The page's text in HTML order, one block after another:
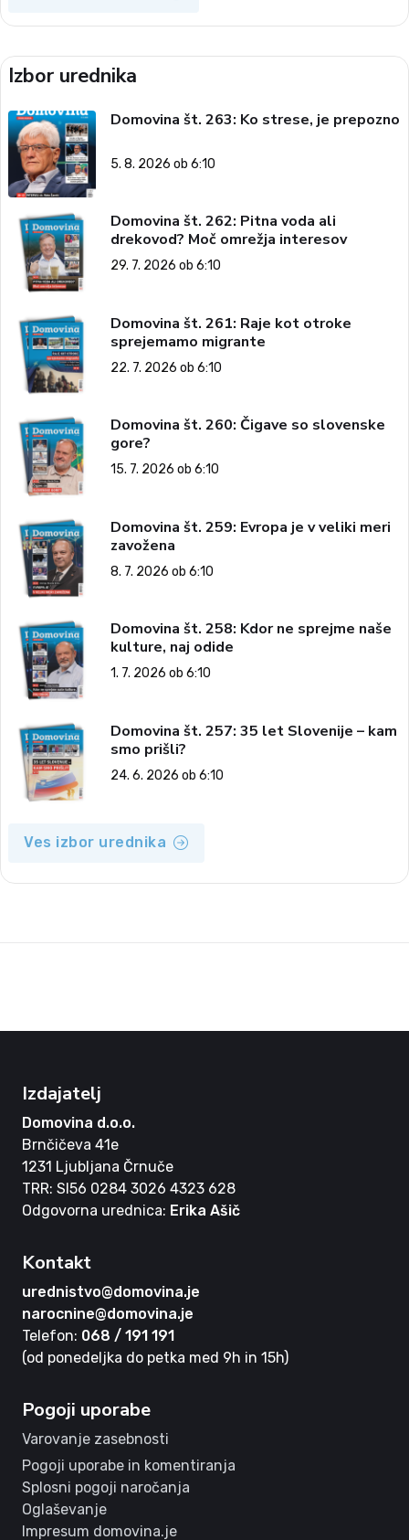
Izbor urednika
Domovina št. 263: Ko strese, je prepozno
5. 8. 2026 ob 6:10
Domovina št. 262: Pitna voda ali
drekovod? Moč omrežja interesov
29. 7. 2026 ob 6:10
Domovina št. 261: Raje kot otroke
sprejemamo migrante
22. 7. 2026 ob 6:10
Domovina št. 260: Čigave so slovenske
gore?
15. 7. 2026 ob 6:10
Domovina št. 259: Evropa je v veliki meri
zavožena
8. 7. 2026 ob 6:10
Domovina št. 258: Kdor ne sprejme naše
kulture, naj odide
1. 7. 2026 ob 6:10
Domovina št. 257: 35 let Slovenije – kam
smo prišli?
24. 6. 2026 ob 6:10
Ves izbor urednika
Izdajatelj
Domovina d.o.o.
Brnčičeva 41e
1231 Ljubljana Črnuče
TRR: SI56 0284 3026 4323 628
Odgovorna urednica: Erika Ašič
Kontakt
urednistvo@domovina.je
narocnine@domovina.je
Telefon: 068 / 191 191
(od ponedeljka do petka med 9h in 15h)
Pogoji uporabe
Varovanje zasebnosti
Pogoji uporabe in komentiranja
Splosni pogoji naročanja
Oglaševanje
Impresum domovina.je